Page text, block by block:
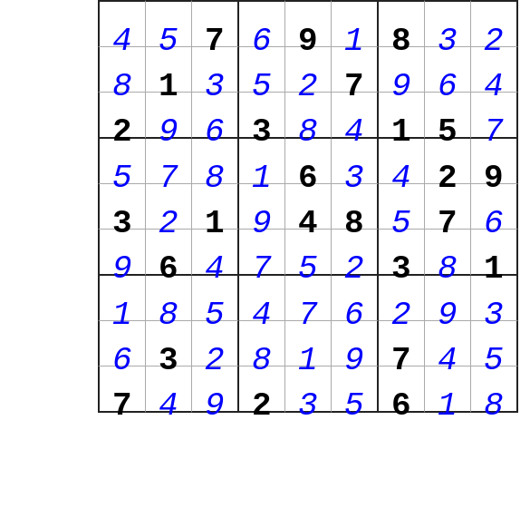
4 5 7 6 9 1 8 3
2
8
1 3 5 2 7 9 6
4
2
9 6 3 8 4 1 5
7
5
7 8 1 6 3 4 2
9
3
2 1 9 4 8 5 7
6
9
6 4 7 5 2 3 8
1
1
8 5 4 7 6 2 9
3
6
3 2 8 1 9 7 4
5
7
4 9 2 3 5 6 1 8